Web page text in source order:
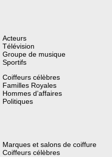
Acteurs
Télévision
Groupe de musique
Sportifs
Coiffeurs célèbres
Familles Royales
Hommes d’affaires
Politiques
Marques et salons de coiffure
Coiffeurs célèbres